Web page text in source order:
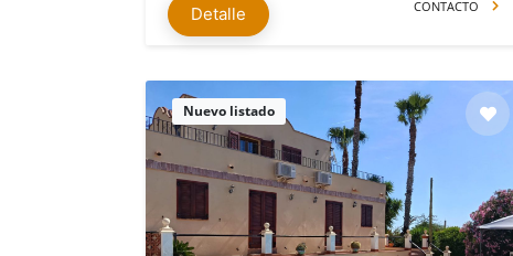
Detalle CONTACTO
Nuevo listado